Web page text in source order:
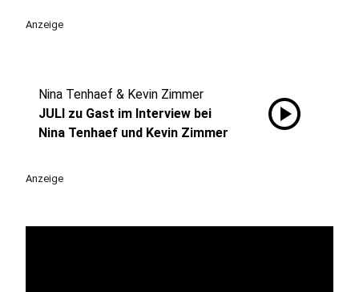
Anzeige
Nina Tenhaef & Kevin Zimmer
JULI zu Gast im Interview bei
Nina Tenhaef und Kevin Zimmer
play_circle
Anzeige